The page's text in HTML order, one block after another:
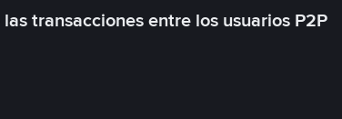
transacciones entre los usuarios P2P